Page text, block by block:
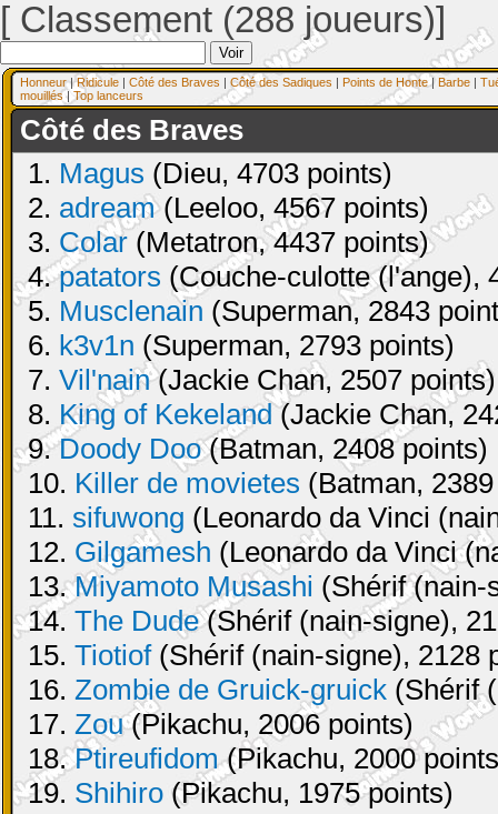
[ Classement (288 joueurs)]
Honneur|Ridicule | Côté des Braves | Côté des Sadiques | Points de Honte| Barbe |
mouillés| Top lanceurs
Côté des Braves
1. Magus (Dieu, 4703 points)
2. adream(Leeloo, 4567 points)
3. Colar (Metatron, 4437 points)
4.patators (Couche-culotte (l'ange),
5. Musclenain (Superman, 2843
6. k3v1n (Superman, 2793 points)
7. Vil'nain(Jackie Chan, 2507 points)
8. King of Kekeland(Jackie Chan,
9.Doody Doo(Batman, 2408 points)
10. Killer de movietes (Batman,
11. sifuwong (Leonardo da Vinci
12. Gilgamesh (Leonardo da Vinci
13.Miyamoto Musashi (Shérif (nain-
14. The Dude(Shérif (nain-signe),
15. Tiotiof(Shérif (nain-signe), 2128
16. Zombie de Gruick-gruick (Shérif
17. Zou(Pikachu, 2006 points)
18.Ptireufidom(Pikachu, 2000
19. Shihiro (Pikachu, 1975 points)